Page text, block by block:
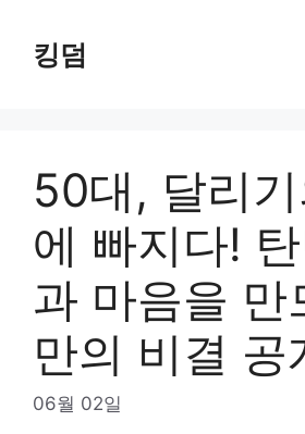
content킹덤
50대, 달리
에 빠지다!
과 마음을 만
만의 비결 공
06월 02일